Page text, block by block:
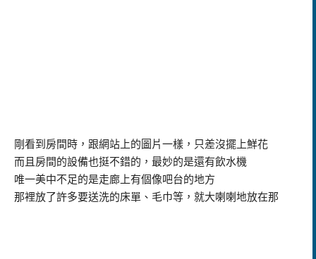
剛看到房間時，跟網站上的圖片一樣，只差沒擺上鮮花
而且房間的設備也挺不錯的，最妙的是還有飲水機
唯一美中不足的是走廊上有個像吧台的地方
那裡放了許多要送洗的床單、毛巾等，就大喇喇地放在那